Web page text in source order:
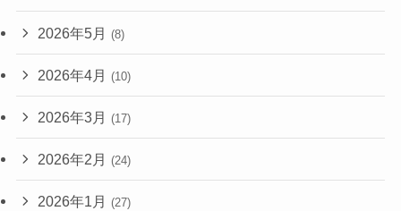
2026年5月 (8)
2026年4月 (10)
2026年3月 (17)
2026年2月 (24)
2026年1月 (27)